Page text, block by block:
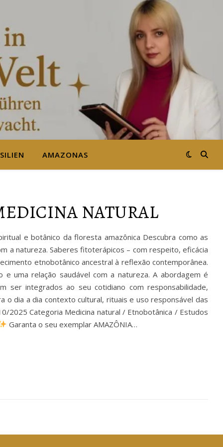
AMAZONAS
NATURAL
e botânico da floresta amazônica Descubra como as
a natureza. Saberes fitoterápicos – com respeito, eficácia
etnobotânico ancestral à reflexão contemporânea.
uma relação saudável com a natureza. A abordagem é
ser integrados ao seu cotidiano com responsabilidade,
o dia a dia contexto cultural, rituais e uso responsável das
2025 Categoria Medicina natural / Etnobotânica / Estudos
Garanta o seu exemplar AMAZÔNIA…